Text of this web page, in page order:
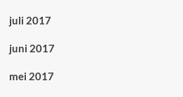
juli 2017
juni 2017
mei 2017